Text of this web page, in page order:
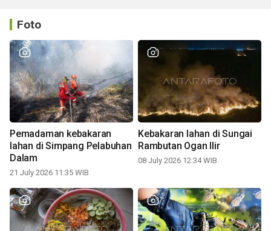
Foto
Pemadaman kebakaran
lahan di Simpang Pelabuhan
Dalam
21 July 2026 11:35 WIB
Kebakaran lahan di Sungai
Rambutan Ogan Ilir
08 July 2026 12:34 WIB